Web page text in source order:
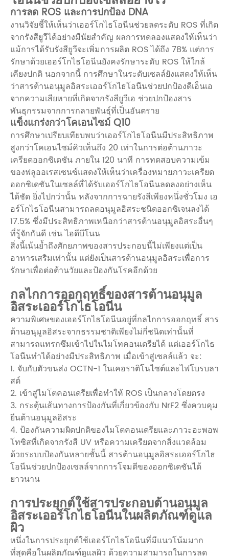
การลด ROS และการปกป้อง DNA
งานวิจัยชี้ให้เห็นว่าเออร์โกไธโอนีนช่วยลดระดับ ROS ที่เกิด
จากรังสียูวีได้อย่างมีนัยสำคัญ ผลการทดลองแสดงให้เห็นว่า
แม้การได้รับรังสียูวีจะเพิ่มการผลิต ROS ได้ถึง 78% แต่การ
รักษาด้วยเออร์โกไธโอนีนยังคงรักษาระดับ ROS ให้ใกล้
เคียงปกติ นอกจากนี้ การศึกษาในระดับเซลล์ยังแสดงให้เห็น
ว่าสารต้านอนุมูลอิสระเออร์โกไธโอนีนช่วยปกป้องดีเอ็นเอ
จากความเสียหายที่เกิดจากรังสียูวีเอ ช่วยปกป้องสาร
พันธุกรรมจากการกลายพันธุ์ที่เป็นอันตราย
แข็งแกร่งกว่าโคเอนไซม์ Q10
การศึกษาเปรียบเทียบพบว่าเออร์โกไธโอนีนมีประสิทธิภาพ
สูงกว่าโคเอนไซม์คิวเท็นถึง 20 เท่าในการต่อต้านภาวะ
เครียดออกซิเดชัน ภายใน 120 นาที การทดสอบความเข้ม
ของฟลูออเรสเซนซ์แสดงให้เห็นว่าเครื่องหมายภาวะเครียด
ออกซิเดชันในเซลล์ที่ได้รับเออร์โกไธโอนีนลดลงอย่างเห็น
ได้ชัด ยิ่งไปกว่านั้น หลังจากการฉายรังสีเพียงหนึ่งชั่วโมง เอ
อร์โกไธโอนีนสามารถลดอนุมูลอิสระชนิดออกซิเจนลงได้
17.5% ซึ่งมีประสิทธิภาพเหนือกว่าสารต้านอนุมูลอิสระอื่นๆ
ที่รู้จักกันดี เช่น ไอดีบีโนน
สิ่งนี้เน้นย้ำถึงศักยภาพของสารประกอบนี้ไม่เพียงแต่เป็น
อาหารเสริมเท่านั้น แต่ยังเป็นสารต้านอนุมูลอิสระเพื่อการ
รักษาเพื่อต่อต้านวัยและป้องกันโรคอีกด้วย
กลไกการออกฤทธิ์ของสารต้านอนุมูล
อิสระเออร์โกไธโอนีน
ความพิเศษของเออร์โกไธโอนีนอยู่ที่กลไกการออกฤทธิ์ สาร
ต้านอนุมูลอิสระจากธรรมชาติเพียงไม่กี่ชนิดเท่านั้นที่
สามารถแทรกซึมเข้าไปในไมโทคอนเดรียได้ แต่เออร์โกไธ
โอนีนทำได้อย่างมีประสิทธิภาพ เมื่อเข้าสู่เซลล์แล้ว จะ:
1. จับกับตัวขนส่ง OCTN-1 ในเคอราติโนไซต์และไฟโบรบลา
สต์
2. เข้าสู่ไมโตคอนเดรียเพื่อทำให้ ROS เป็นกลางโดยตรง
3. กระตุ้นเส้นทางการป้องกันที่เกี่ยวข้องกับ NrF2 ซึ่งควบคุม
ยีนต้านอนุมูลอิสระ
4. ป้องกันความผิดปกติของไมโตคอนเดรียและภาวะอะพอพ
โทซิสที่เกิดจากรังสี UV หรือความเครียดจากสิ่งแวดล้อม
ด้วยระบบป้องกันหลายชั้นนี้ สารต้านอนุมูลอิสระเออร์โกไธ
โอนีนช่วยปกป้องเซลล์จากการโจมตีของออกซิเดชันได้
ยาวนาน
การประยุกต์ใช้สารประกอบต้านอนุมูล
อิสระเออร์โกไธโอนีนในผลิตภัณฑ์ดูแล
ผิว
หนึ่งในการประยุกต์ใช้เออร์โกไธโอนีนที่มีแนวโน้มมาก
ที่สุดคือในผลิตภัณฑ์ดูแลผิว ด้วยความสามารถในการลด